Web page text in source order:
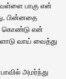
பாகு என்
பின்னதை
கொண்டு என்
வாய் வைத்து
அமர்ந்து